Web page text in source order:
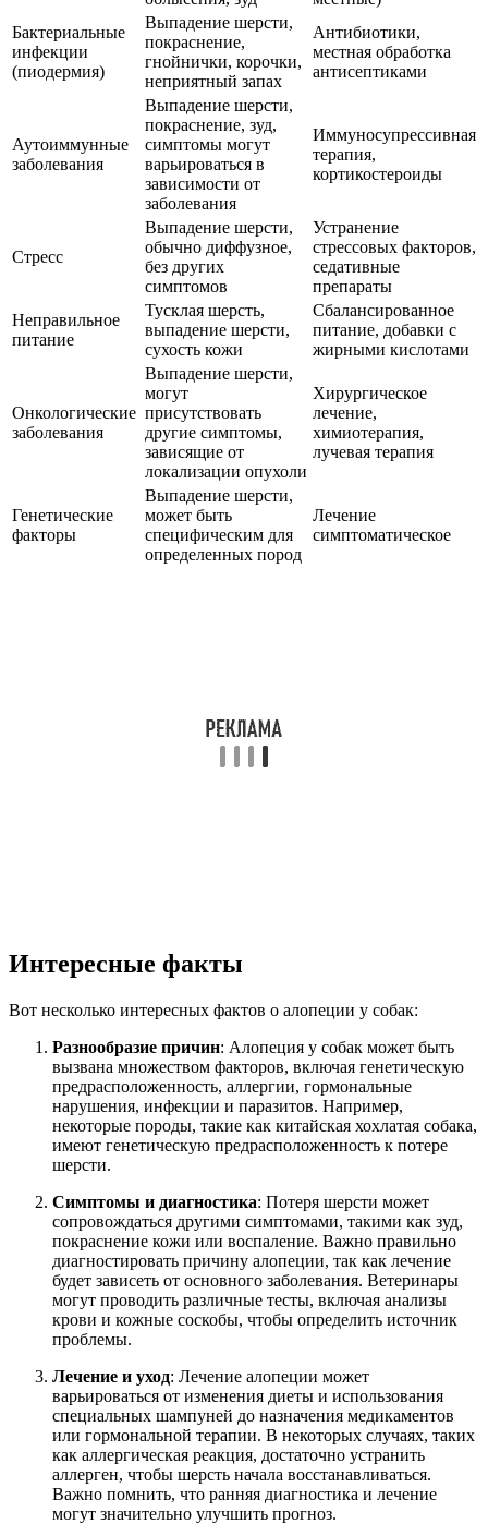
Бактериальные
инфекции
(пиодермия)
Выпадение шерсти,
покраснение,
гнойнички, корочки,
неприятный запах
Антибиотики,
местная обработка
антисептиками
Аутоиммунные
заболевания
Выпадение шерсти,
покраснение, зуд,
симптомы могут
варьироваться в
зависимости от
заболевания
Иммуносупрессивная
терапия,
кортикостероиды
Стресс
Выпадение шерсти,
обычно диффузное,
без других
симптомов
Устранение
стрессовых факторов,
седативные
препараты
Неправильное
питание
Тусклая шерсть,
выпадение шерсти,
сухость кожи
Сбалансированное
питание, добавки с
жирными кислотами
Онкологические
заболевания
Выпадение шерсти,
могут
присутствовать
другие симптомы,
зависящие от
локализации опухоли
Хирургическое
лечение,
химиотерапия,
лучевая терапия
Генетические
факторы
Выпадение шерсти,
может быть
специфическим для
определенных пород
Лечение
симптоматическое
Интересные факты
Вот несколько интересных фактов о алопеции у собак:
Разнообразие причин: Алопеция у собак может быть
вызвана множеством факторов, включая генетическую
предрасположенность, аллергии, гормональные
нарушения, инфекции и паразитов. Например,
некоторые породы, такие как китайская хохлатая собака,
имеют генетическую предрасположенность к потере
шерсти.
Симптомы и диагностика: Потеря шерсти может
сопровождаться другими симптомами, такими как зуд,
покраснение кожи или воспаление. Важно правильно
диагностировать причину алопеции, так как лечение
будет зависеть от основного заболевания. Ветеринары
могут проводить различные тесты, включая анализы
крови и кожные соскобы, чтобы определить источник
проблемы.
Лечение и уход: Лечение алопеции может
варьироваться от изменения диеты и использования
специальных шампуней до назначения медикаментов
или гормональной терапии. В некоторых случаях, таких
как аллергическая реакция, достаточно устранить
аллерген, чтобы шерсть начала восстанавливаться.
Важно помнить, что ранняя диагностика и лечение
могут значительно улучшить прогноз.